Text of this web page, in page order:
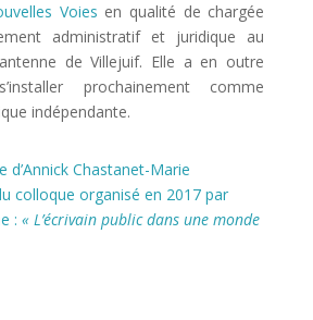
Voies en qualité de chargée
administratif et juridique au
de Villejuif. Elle a en outre
prochainement comme
indépendante.
d’Annick Chastanet-Marie
colloque organisé en 2017 par
: « L’écrivain public dans une monde